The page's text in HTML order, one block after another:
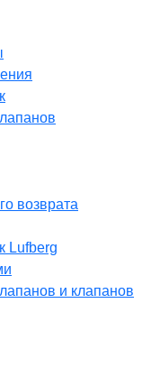
возврата
Lufberg
и клапанов